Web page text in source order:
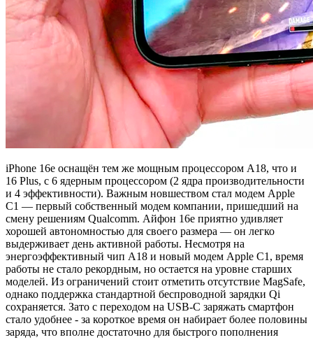
iPhone 16e оснащён тем же мощным процессором A18, что и
16 Plus, с 6 ядерным процессором (2 ядра производительности
и 4 эффективности). Важным новшеством стал модем Apple
C1 — первый собственный модем компании, пришедший на
смену решениям Qualcomm. Айфон 16e приятно удивляет
хорошей автономностью для своего размера — он легко
выдерживает день активной работы. Несмотря на
энергоэффективный чип A18 и новый модем Apple C1, время
работы не стало рекордным, но остается на уровне старших
моделей. Из ограничений стоит отметить отсутствие MagSafe,
однако поддержка стандартной беспроводной зарядки Qi
сохраняется. Зато с переходом на USB-C заряжать смартфон
стало удобнее - за короткое время он набирает более половины
заряда, что вполне достаточно для быстрого пополнения